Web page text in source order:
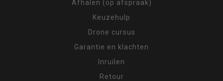
Afhalen (op afspraak)
Keuzehulp
Drone cursus
Garantie en klachten
Inruilen
Retour